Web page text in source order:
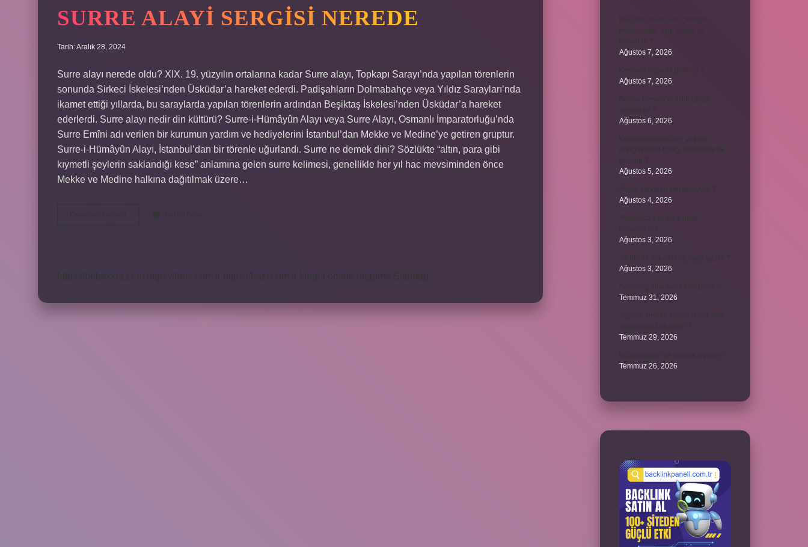
SURRE ALAYI SERGISI NEREDE
Tarih: Aralık 28, 2024
Surre alayı nerede oldu? XIX. 19. yüzyılın ortalarına kadar Surre alayı, Topkapı Sarayı’nda yapılan törenlerin
sonunda Sirkeci İskelesi’nden Üsküdar’a hareket ederdi. Padişahların Dolmabahçe veya Yıldız Sarayları’nda
ikamet ettiği yıllarda, bu saraylarda yapılan törenlerin ardından Beşiktaş İskelesi’nden Üsküdar’a hareket
ederlerdi. Surre alayı nedir din kültürü? Surre-i-Hümâyûn Alayı veya Surre Alayı, Osmanlı İmparatorluğu’nda
Surre Emîni adı verilen bir kurumun yardım ve hediyelerini İstanbul’dan Mekke ve Medine’ye getiren gruptur.
Surre-i-Hümâyûn Alayı, İstanbul’dan bir törenle uğurlandı. Surre ne demek dini? Sözlükte “altın, para gibi
kıymetli şeylerin saklandığı kese” anlamına gelen surre kelimesi, genellikle her yıl hac mevsiminden önce
Mekke ve Medine halkına dağıtılmak üzere…
Ağustos 7, 2026
Ağustos 7, 2026
Ağustos 6, 2026
Ağustos 5, 2026
Ağustos 4, 2026
Ağustos 3, 2026
Ağustos 3, 2026
Temmuz 31, 2026
Temmuz 29, 2026
Temmuz 26, 2026